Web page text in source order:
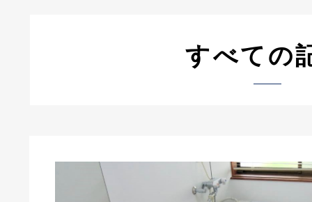
すべての